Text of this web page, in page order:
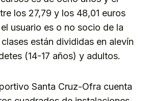
los 27,79 y los 48,01 euros
usuario es o no socio de la
están divididas en alevín
(14-17 años) y adultos.
Santa Cruz-Ofra cuenta